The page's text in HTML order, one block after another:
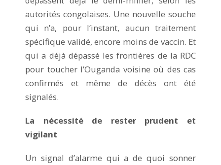
autorités congolaises. Une nouvelle souche
qui n’a, pour l’instant, aucun traitement
spécifique validé, encore moins de vaccin. Et
qui a déjà dépassé les frontières de la RDC
pour toucher l’Ouganda voisine où des cas
confirmés et même de décès ont été
signalés.
La nécessité de rester prudent et
vigilant
Un signal d’alarme qui a de quoi sonner